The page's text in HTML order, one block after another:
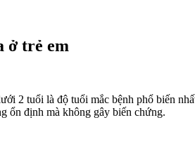
ở trẻ em
2 tuổi là độ tuổi mắc bệnh phổ biến
ổn định mà không gây biến chứng.